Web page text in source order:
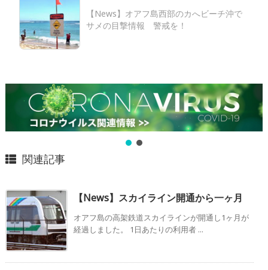
【News】オアフ島西部のカへビーチ沖で
サメの目撃情報 警戒を！
関連記事
【News】スカイライン開通から一ヶ月
オアフ島の高架鉄道スカイラインが開通し1ヶ月が
経過しました。 1日あたりの利用者 ...